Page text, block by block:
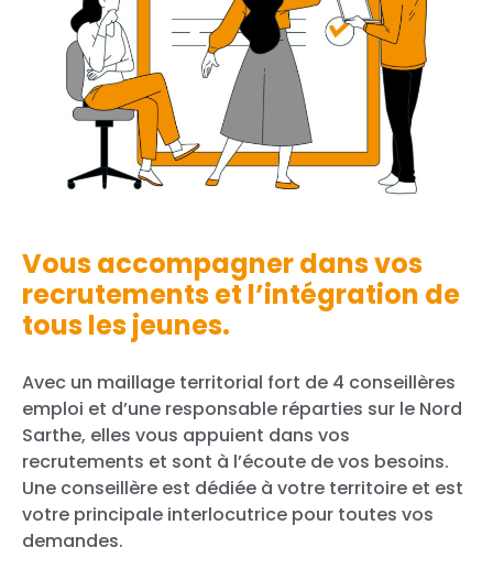
Vous accompagner dans vos
recrutements et l’intégration de
tous les jeunes.
Avec un maillage territorial fort de 4 conseillères
emploi et d’une responsable réparties sur le Nord
Sarthe, elles vous appuient dans vos
recrutements et sont à l’écoute de vos besoins.
Une conseillère est dédiée à votre territoire et est
votre principale interlocutrice pour toutes vos
demandes.